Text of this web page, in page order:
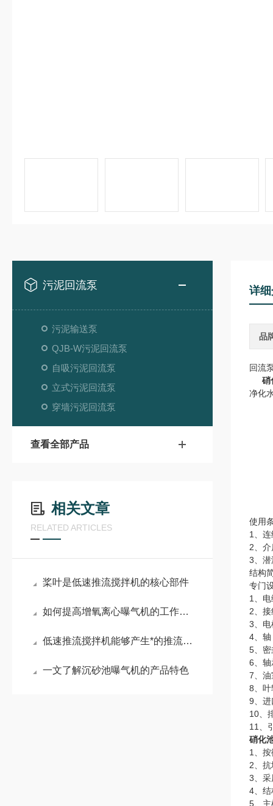
污泥回流泵
污泥输送泵
QJB-W污泥回流泵
自吸污泥回流泵
立式污泥回流泵
穿墙污泥回流泵
查看全部产品
相关文章
RELATED ARTICLES
桨叶是低速推流搅拌机的核心部件
如何提高增氧离心曝气机的工作效率？
低速推流搅拌机能够产生*的推流效应
一文了解沉砂池曝气机的产品特色
详
品
回流
硝
净化
使用
1、
2、
3、
结构
专门
1、
2、
3、电
4、轴
5、密
6、
7、油
8、叶
9、进
10、
11、
硝化
1、
2、
3、
4、结
5、主